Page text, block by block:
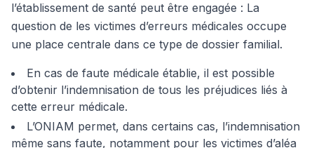
l’établissement de santé peut être engagée : La
question de les victimes d’erreurs médicales occupe
une place centrale dans ce type de dossier familial.
En cas de faute médicale établie, il est possible
d’obtenir l’indemnisation de tous les préjudices liés à
cette erreur médicale.
L’ONIAM permet, dans certains cas, l’indemnisation
même sans faute, notamment pour les victimes d’aléa